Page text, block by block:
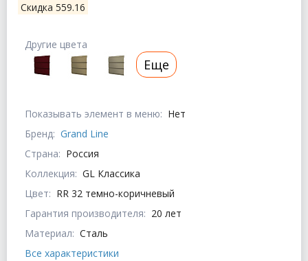
Скидка 559.16
Показывать элемент в меню: Нет
Бренд: Grand Line
Страна: Россия
Коллекция: GL Классика
Цвет: RR 32 темно-коричневый
Гарантия производителя: 20 лет
Материал: Сталь
Все характеристики
Другие цвета
Еще